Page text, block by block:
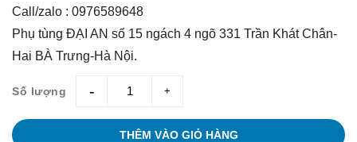
Call/zalo : 0976589648
Phụ tùng ĐẠI AN số 15 ngách 4 ngõ 331 Trần Khát Chân-
Hai BÀ Trưng-Hà Nội.
Số lượng giam tang
THÊM VÀO GIỎ HÀNG